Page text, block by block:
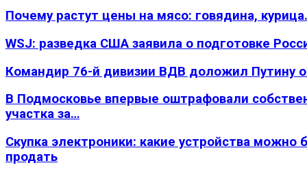
Почему растут цены на мясо: говядина,
WSJ: разведка США заявила о подготовке
Командир 76-й дивизии ВДВ доложил Путину
В Подмосковье впервые оштрафовали
участка за…
Скупка электроники: какие устройства можно
продать